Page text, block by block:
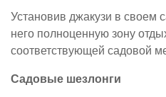
Установив джакузи в своем
него полноценную зону
соответствующей садовой
Садовые шезлонги